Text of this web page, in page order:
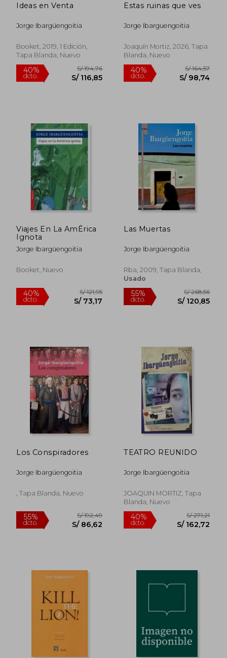
S/ 92,69
55%
dcto.
S/ 265,55 40%
dcto.
Ideas en Venta
Jorge Ibargüengoitia
Booket, 2019, 1 Edición,
Tapa Blanda, Nuevo
40%
dcto.
Estas ruinas que ves
Jorge Ibarguengoitia
Joaquín Mortiz, 2026, Tapa
Blanda, Nuevo
40%
Viajes En La AmÉrica
Ignota
Jorge Ibargüengoitia
Booket, Nuevo
Las Muertas
Jorge Ibargüengoitia
Rba, 2009, Tapa Blanda,
Usado
Los Conspiradores
Jorge Ibargüengoitia
, Tapa Blanda, Nuevo
TEATRO REUNIDO
Jorge Ibargüengoitia
JOAQUIN MORTIZ, Tapa
Blanda, Nuevo